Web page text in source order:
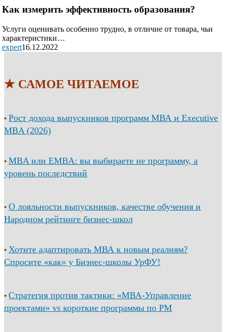
Как измерить эффективность образования?
Услуги оценивать особенно трудно, в отличие от товара, чьи
характеристики…
expert16.12.2022
★ САМОЕ ЧИТАЕМОЕ
• Рост дохода выпускников программ МВА и Executive
MBA (2026)
• MBA или EMBA: вы выбираете не программу, а
уровень последствий
•О лояльности выпускников, качестве обучения и
Народном рейтинге бизнес-школ
• Хотите адаптировать МВА к новым реалиям?
Спросите «как» у Бизнес-школы УрФУ!
•Стратегия против тактики: «МВА-Управление
проектами» vs короткие программы по PM